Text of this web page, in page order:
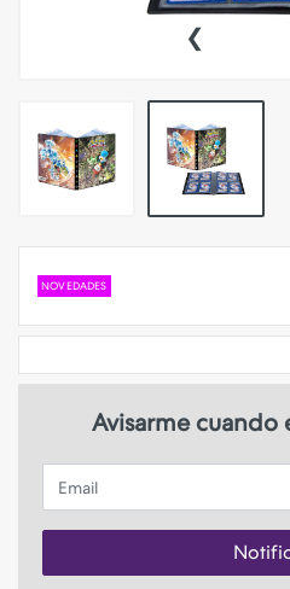
‹
NOVEDADES
Avisarme cuando
Email